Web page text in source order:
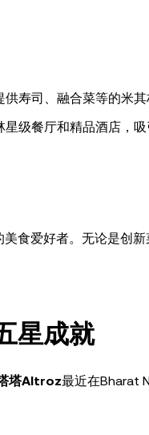
寿司、融合菜等的米其
级餐厅和精品酒店，吸
食爱好者。无论是创
星成就
塔Altroz最近在Bharat